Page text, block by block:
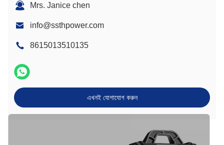
Mrs. Janice chen
info@ssthpower.com
8615013510135
এখনই যোগাযোগ করুন